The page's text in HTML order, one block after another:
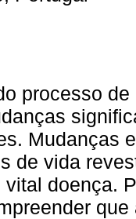
processo
Mudanças
de vida
doença.